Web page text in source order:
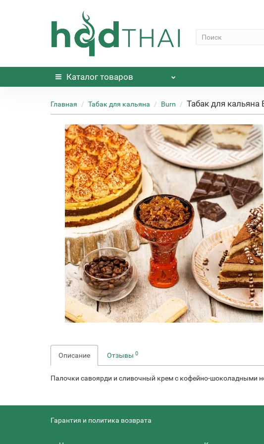
Каталог товаров
Главная Табак для кальяна Burn Табак для кальяна
Описание Отзывы 0
Палочки савоярди и сливочный крем с кофейно-шоколадными
Гарантия и политика возврата